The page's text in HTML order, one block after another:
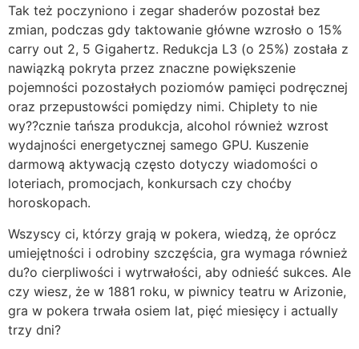
Tak też poczyniono i zegar shaderów pozostał bez
zmian, podczas gdy taktowanie główne wzrosło o 15%
carry out 2, 5 Gigahertz. Redukcja L3 (o 25%) została z
nawiązką pokryta przez znaczne powiększenie
pojemności pozostałych poziomów pamięci podręcznej
oraz przepustowści pomiędzy nimi. Chiplety to nie
wy??cznie tańsza produkcja, alcohol również wzrost
wydajności energetycznej samego GPU. Kuszenie
darmową aktywacją często dotyczy wiadomości o
loteriach, promocjach, konkursach czy choćby
horoskopach.
Wszyscy ci, którzy grają w pokera, wiedzą, że oprócz
umiejętności i odrobiny szczęścia, gra wymaga również
du?o cierpliwości i wytrwałości, aby odnieść sukces. Ale
czy wiesz, że w 1881 roku, w piwnicy teatru w Arizonie,
gra w pokera trwała osiem lat, pięć miesięcy i actually
trzy dni?